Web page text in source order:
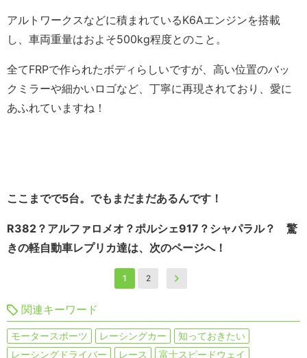
アルトワークスなどに積まれているK6Aエンジンを搭載
し、車両重量はおよそ500kg程度とのこと。
全てFRPで作られたボディらしいですが、高い位置のバッ
クミラーや細かいロゴなど、丁寧に再現されており、愛に
あふれていますね！
ここまでで5台。でもまだまだあるんです！
R382？アルファロメオ？ポルシェ917？シャパラル？ 驚
きの軽自動車レプリカ達は、次のページへ！
1 2
関連キーワード
モータースポーツ レーシングカー
知っておきたい
レーシングドライバー
レース 富士スピードウェイ